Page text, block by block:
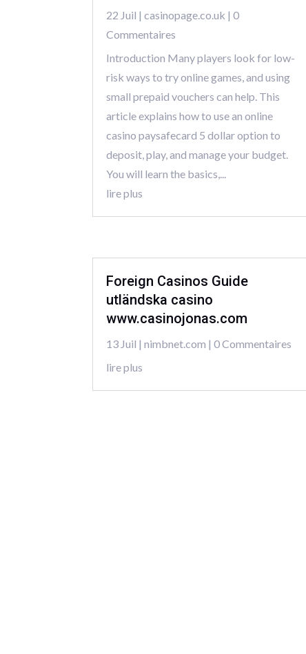
22 Juil |casinopage.co.uk | 0
Commentaires
Introduction Many players look for low-
risk ways to try online games, and using
small prepaid vouchers can help. This
article explains how to use an online
casino paysafecard 5 dollar option to
deposit, play, and manage your budget.
You will learn the basics,...
lire plus
Foreign Casinos Guide
utländska casino
www.casinojonas.com
13 Juil |nimbnet.com | 0 Commentaires
lire plus